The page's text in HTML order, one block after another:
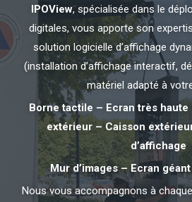
IPOView, spécialisée dans le
digitales, vous apporte son
solution logicielle d’affichage
(installation d’affichage interactif,
matériel adapté à
Borne tactile – Ecran très
extérieur – Caisson
d’affichage
Mur d’images – Ecran géant
Nous vous accompagnons à